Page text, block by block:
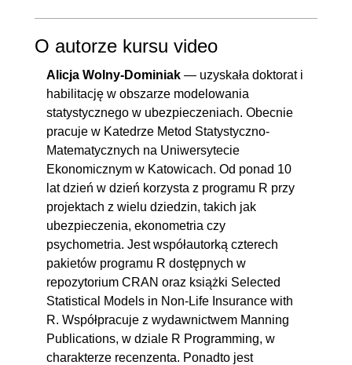
O autorze kursu video
Alicja Wolny-Dominiak — uzyskała doktorat i
habilitację w obszarze modelowania
statystycznego w ubezpieczeniach. Obecnie
pracuje w Katedrze Metod Statystyczno-
Matematycznych na Uniwersytecie
Ekonomicznym w Katowicach. Od ponad 10
lat dzień w dzień korzysta z programu R przy
projektach z wielu dziedzin, takich jak
ubezpieczenia, ekonometria czy
psychometria. Jest współautorką czterech
pakietów programu R dostępnych w
repozytorium CRAN oraz książki Selected
Statistical Models in Non-Life Insurance with
R. Współpracuje z wydawnictwem Manning
Publications, w dziale R Programming, w
charakterze recenzenta. Ponadto jest